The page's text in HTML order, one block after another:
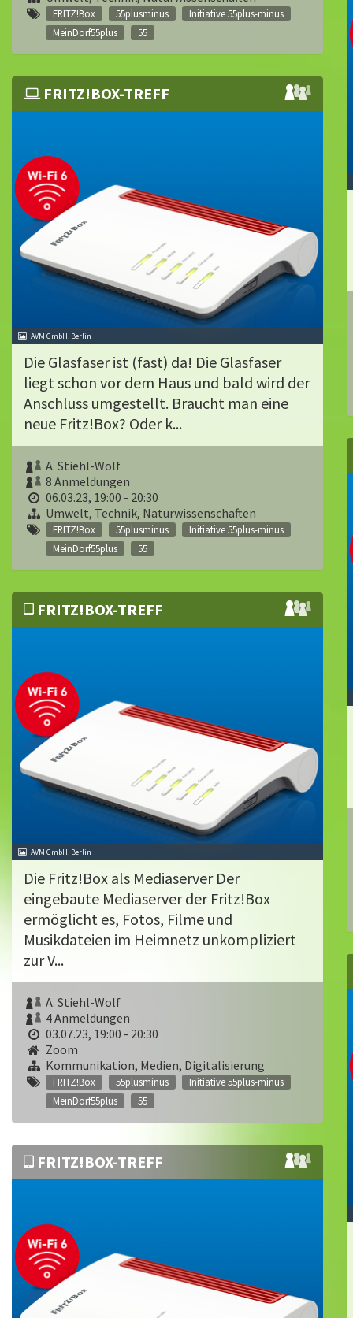
FRITZ!Box 55plusminus
Initiative 55plus-minus
MeinDorf55plus
55
FRITZ!BOX-TREFF
AVM GmbH, Berlin
Die Glasfaser ist (fast) da! Die Glasfaser
liegt schon vor dem Haus und bald wird der
Anschluss umgestellt. Braucht man eine
neue Fritz!Box? Oder k...
A. Stiehl-Wolf
8 Anmeldungen
06.03.23, 19:00 - 20:30
Umwelt, Technik, Naturwissenschaften
FRITZ!Box 55plusminus
Initiative 55plus-minus
MeinDorf55plus
55
FRITZ!BOX-TREFF
AVM GmbH, Berlin
Die Fritz!Box als Mediaserver Der
eingebaute Mediaserver der Fritz!Box
ermöglicht es, Fotos, Filme und
Musikdateien im Heimnetz unkompliziert
zur V...
A. Stiehl-Wolf
4 Anmeldungen
03.07.23, 19:00 - 20:30
Zoom
Kommunikation, Medien, Digitalisierung
FRITZ!Box 55plusminus
Initiative 55plus-minus
MeinDorf55plus
55
FRITZ!BOX-TREFF